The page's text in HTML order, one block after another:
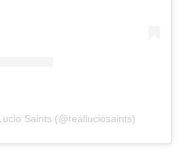
Saints (@realluciosaints)